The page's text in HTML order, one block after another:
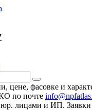
цене, фасовке и
по почте
юр. лицами и ИП. Заявки